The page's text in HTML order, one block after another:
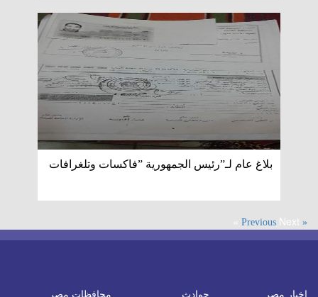
بلاغ عام لـ”رئيس الجمهورية ”فاكسات وتلغرافات
« Previous
Next »
اخبار مصر حوادث
محافظات مصر